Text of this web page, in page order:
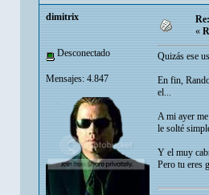
dimitrix
Desconectado
Mensajes: 4.847
«
Quizás ese
En fin,
el...
A mi ayer
le solté
Y el muy
Pero tu eres